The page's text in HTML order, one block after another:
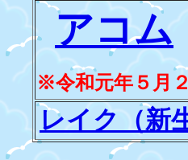
アコム
※令和元年５月
レイク（新